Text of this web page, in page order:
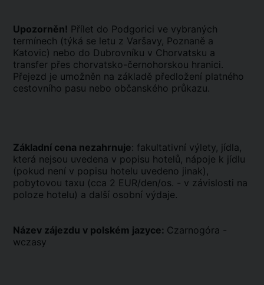
Upozorněn! Přílet do Podgorici ve vybraných
termínech (týká se letu z Varšavy, Poznaně a
Katovic) nebo do Dubrovníku v Chorvatsku a
transfer přes chorvatsko-černohorskou hranici.
Přejezd je umožněn na základě předložení platného
cestovního pasu nebo občanského průkazu.
Základní cena nezahrnuje: fakultativní výlety, jídla,
která nejsou uvedena v popisu hotelů, nápoje k jídlu
(pokud není v popisu hotelu uvedeno jinak),
pobytovou taxu (cca 2 EUR/den/os. - v závislosti na
poloze hotelu) a další osobní výdaje.
Název zájezdu v polském jazyce: Czarnogóra -
wczasy